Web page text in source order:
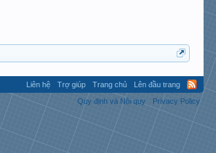
Liên hệ Trợ giúp Trang chủ
Lên đầu trang
Quy định và Nội quy
Privacy Policy